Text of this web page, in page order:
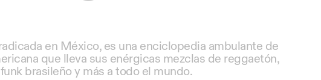
en México, es una enciclopedia ambulante de
que lleva sus enérgicas mezclas de reggaetón,
brasileño y más a todo el mundo.